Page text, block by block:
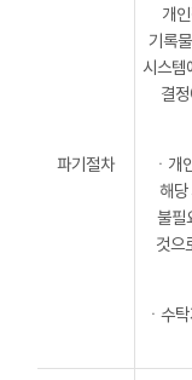
파기절차
개
기록
시스템
결
ㆍ개
해당
불필
것으
ㆍ수